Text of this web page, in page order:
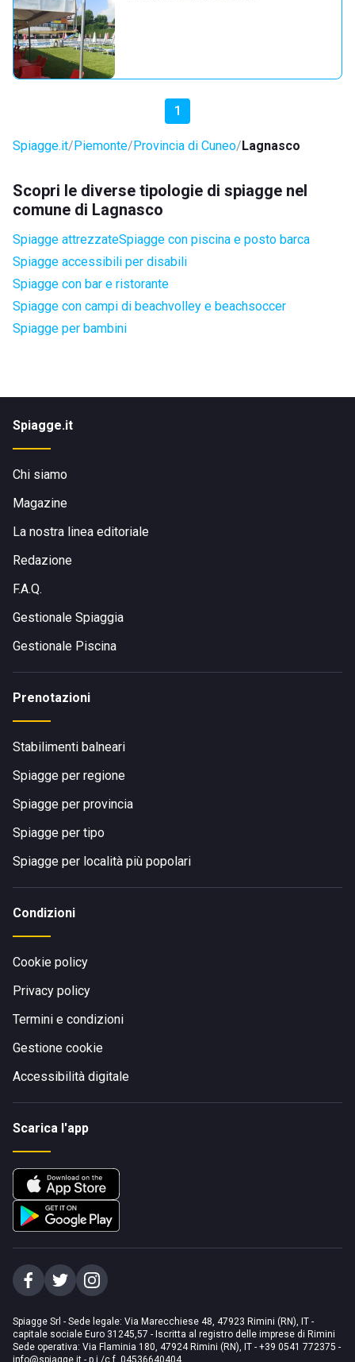
1
Spiagge.it Piemonte Provincia di Cuneo Lagnasco
Scopri le diverse tipologie di spiagge nel
comune di Lagnasco
Spiagge attrezzateSpiagge con piscina e posto barca
Spiagge accessibili per disabili
Spiagge con bar e ristorante
Spiagge con campi di beachvolley e beachsoccer
Spiagge per bambini
Spiagge.it
Chi siamo
Magazine
La nostra linea editoriale
Redazione
F.A.Q.
Gestionale Spiaggia
Gestionale Piscina
Prenotazioni
Stabilimenti balneari
Spiagge per regione
Spiagge per provincia
Spiagge per tipo
Spiagge per località più popolari
Condizioni
Cookie policy
Privacy policy
Termini e condizioni
Gestione cookie
Accessibilità digitale
Scarica l'app
Spiagge Srl - Sede legale: Via Marecchiese 48, 47923 Rimini (RN), IT -
capitale sociale Euro 31245,57 - Iscritta al registro delle imprese di Rimini
Sede operativa: Via Flaminia 180, 47924 Rimini (RN), IT - +39 0541 772375 -
info@spiagge.it - p.i./c.f. 04536640404